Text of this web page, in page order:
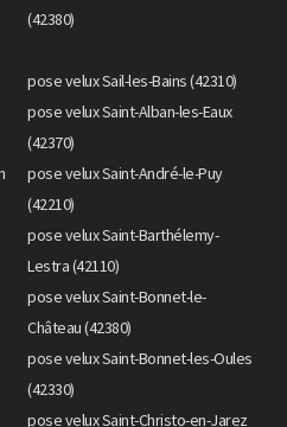
(42380)
pose velux Sail-les-Bains (42310)
pose velux Saint-Alban-les-Eaux
(42370)
pose velux Saint-André-le-Puy
(42210)
pose velux Saint-Barthélemy-
Lestra (42110)
pose velux Saint-Bonnet-le-
Château (42380)
pose velux Saint-Bonnet-les-Oules
(42330)
pose velux Saint-Christo-en-Jarez